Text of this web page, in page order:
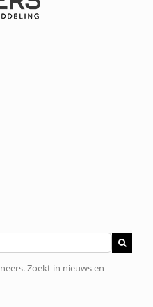
Zoekt in nieuws en